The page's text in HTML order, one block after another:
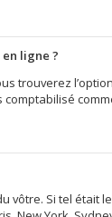
ligne ?
trouverez
Si tel était